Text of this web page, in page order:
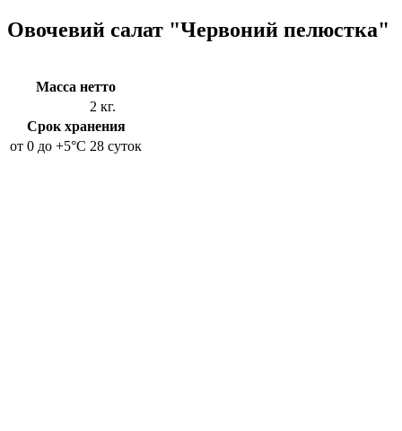
Овочевий салат "Червоний пелюстка"
Масса нетто
2 кг.
Срок хранения
от 0 до +5°C 28 суток